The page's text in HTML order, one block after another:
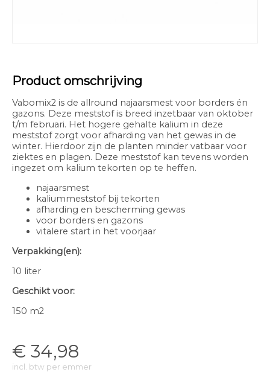
Product omschrijving
Vabomix2 is de allround najaarsmest voor borders én
gazons. Deze meststof is breed inzetbaar van oktober
t/m februari. Het hogere gehalte kalium in deze
meststof zorgt voor afharding van het gewas in de
winter. Hierdoor zijn de planten minder vatbaar voor
ziektes en plagen. Deze meststof kan tevens worden
ingezet om kalium tekorten op te heffen.
najaarsmest
kaliummeststof bij tekorten
afharding en bescherming gewas
voor borders en gazons
vitalere start in het voorjaar
Verpakking(en):
10 liter
Geschikt voor:
150 m2
€ 34,98
incl. btw per emmer